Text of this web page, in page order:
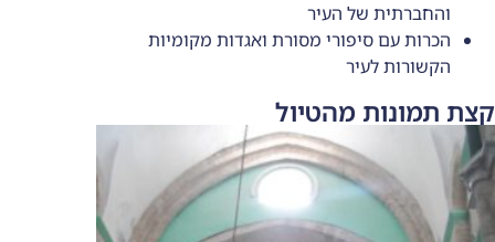
מסורת ואגדות מקומיות